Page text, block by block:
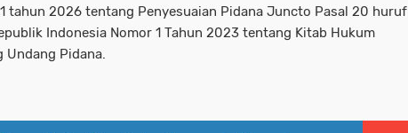
tahun 2026 tentang Penyesuaian Pidana Juncto Pasal 20 huruf
Indonesia Nomor 1 Tahun 2023 tentang Kitab Hukum
Undang Pidana.